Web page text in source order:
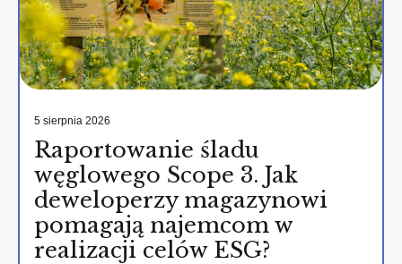
5 sierpnia 2026
Raportowanie śladu
węglowego Scope 3. Jak
deweloperzy magazynowi
pomagają najemcom w
realizacji celów ESG?